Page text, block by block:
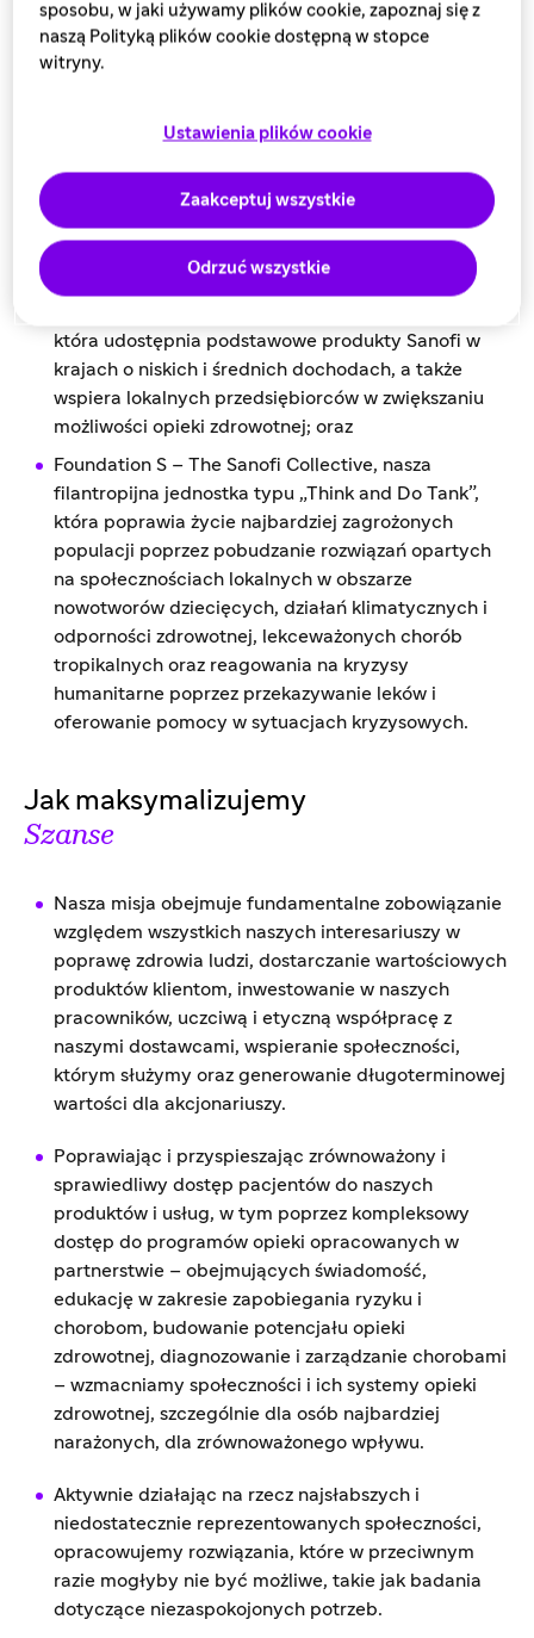
Zrównoważony i sprawiedliwy dostęp do opieki
zdrowotnej, czyli ogólnofirmowa strategia
dostosowana do naszej długoterminowej strategii
zmian, które można skalować, i zapewnienia
czasie. Każda część organizacji ma do odegrania
stanowisko i wnosi wkład w cały łańcuch wartości
firmy, od badań i rozwoju, przez produkcję, po
operacje komercyjne;
która udostępnia podstawowe produkty Sanofi w
krajach o niskich i średnich dochodach, a także
wspiera lokalnych przedsiębiorców w zwiększaniu
możliwości opieki zdrowotnej; oraz
Foundation S – The Sanofi Collective, nasza
filantropijna jednostka typu „Think and Do Tank”,
która poprawia życie najbardziej zagrożonych
populacji poprzez pobudzanie rozwiązań opartych
na społecznościach lokalnych w obszarze
nowotworów dziecięcych, działań klimatycznych i
odporności zdrowotnej, lekceważonych chorób
tropikalnych oraz reagowania na kryzysy
humanitarne poprzez przekazywanie leków i
oferowanie pomocy w sytuacjach kryzysowych.
Jak maksymalizujemy
Szanse
Nasza misja obejmuje fundamentalne zobowiązanie
względem wszystkich naszych interesariuszy w
poprawę zdrowia ludzi, dostarczanie wartościowych
produktów klientom, inwestowanie w naszych
pracowników, uczciwą i etyczną współpracę z
naszymi dostawcami, wspieranie społeczności,
którym służymy oraz generowanie długoterminowej
wartości dla akcjonariuszy.
Poprawiając i przyspieszając zrównoważony i
sprawiedliwy dostęp pacjentów do naszych
produktów i usług, w tym poprzez kompleksowy
dostęp do programów opieki opracowanych w
partnerstwie – obejmujących świadomość,
edukację w zakresie zapobiegania ryzyku i
chorobom, budowanie potencjału opieki
zdrowotnej, diagnozowanie i zarządzanie chorobami
– wzmacniamy społeczności i ich systemy opieki
zdrowotnej, szczególnie dla osób najbardziej
narażonych, dla zrównoważonego wpływu.
Aktywnie działając na rzecz najsłabszych i
niedostatecznie reprezentowanych społeczności,
opracowujemy rozwiązania, które w przeciwnym
razie mogłyby nie być możliwe, takie jak badania
dotyczące niezaspokojonych potrzeb.
sposobu, w jaki używamy plików cookie, zapoznaj się z
naszą Polityką plików cookie dostępną w stopce
witryny.
Ustawienia plików cookie
Odrzuć wszystkie
Zaakceptuj wszystkie